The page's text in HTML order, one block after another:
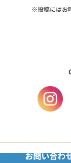
※投稿にはお
お問い合わ
Copyright